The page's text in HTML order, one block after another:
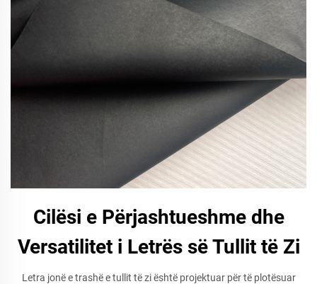
Cilësi e Përjashtueshme dhe
Versatilitet i Letrës së Tullit të Zi
Letra jonë e trashë e tullit të zi është projektuar për të plotësuar